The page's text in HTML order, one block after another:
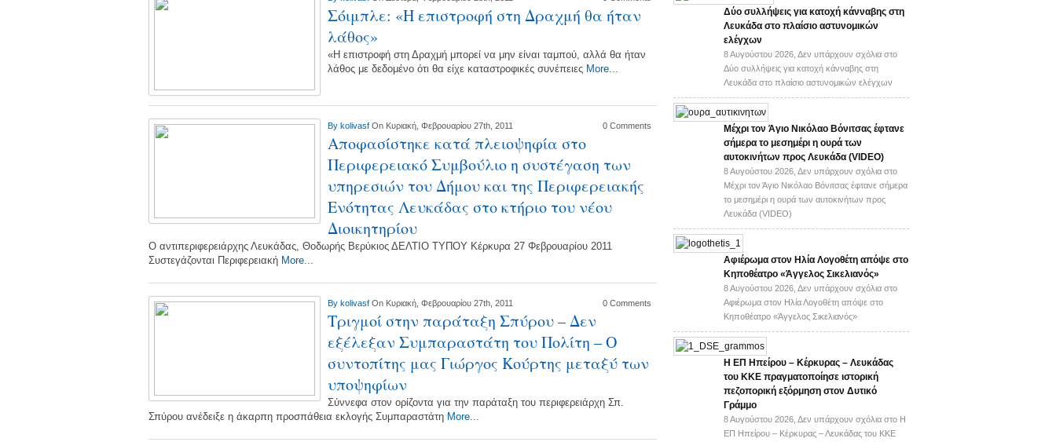
Σόιμπλε: «Η επιστροφή στη Δραχμή θα ήταν
λάθος»
«H επιστροφή στη Δραχμή μπορεί να μην είναι ταμπού, αλλά θα ήταν
λάθος με δεδομένο ότι θα είχε καταστροφικές συνέπειες More...
By kolivasf On Κυριακή, Φεβρουαρίου 27th, 2011 0 Comments
Aποφασίστηκε κατά πλειοψηφία στο
Περιφερειακό Συμβούλιο η συστέγαση των
υπηρεσιών του Δήμου και της Περιφερειακής
Ενότητας Λευκάδας στο κτήριο του νέου
Διοικητηρίου
Ο αντιπεριφερειάρχης Λευκάδας, Θοδωρής Βερύκιος ΔΕΛΤΙΟ ΤΥΠΟΥ Κέρκυρα 27 Φεβρουαρίου 2011
Συστεγάζονται Περιφερειακή More...
By kolivasf On Κυριακή, Φεβρουαρίου 27th, 2011 0 Comments
Τριγμοί στην παράταξη Σπύρου – Δεν
εξέλεξαν Συμπαραστάτη του Πολίτη – O
συντοπίτης μας Γιώργος Κούρτης μεταξύ των
υποψηφίων
Σύννεφα στον ορίζοντα για την παράταξη του περιφερειάρχη Σπ.
Σπύρου ανέδειξε η άκαρπη προσπάθεια εκλογής Συμπαραστάτη More...
Δύο συλλήψεις για κατοχή κάνναβης στη
Λευκάδα στο πλαίσιο αστυνομικών
ελέγχων
8 Αυγούστου 2026, Δεν υπάρχουν σχόλια στο
Δύο συλλήψεις για κατοχή κάνναβης στη
Λευκάδα στο πλαίσιο αστυνομικών ελέγχων
Mέχρι τον Άγιο Νικόλαο Βόνιτσας έφτανε
σήμερα το μεσημέρι η ουρά των
αυτοκινήτων προς Λευκάδα (VIDEO)
8 Αυγούστου 2026, Δεν υπάρχουν σχόλια στο
Mέχρι τον Άγιο Νικόλαο Βόνιτσας έφτανε σήμερα
το μεσημέρι η ουρά των αυτοκινήτων προς
Λευκάδα (VIDEO)
Αφιέρωμα στον Ηλία Λογοθέτη απόψε στο
Κηποθέατρο «Άγγελος Σικελιανός»
8 Αυγούστου 2026, Δεν υπάρχουν σχόλια στο
Αφιέρωμα στον Ηλία Λογοθέτη απόψε στο
Κηποθέατρο «Άγγελος Σικελιανός»
Η ΕΠ Ηπείρου – Κέρκυρας – Λευκάδας
του ΚΚΕ πραγματοποίησε ιστορική
πεζοπορική εξόρμηση στον Δυτικό
Γράμμο
8 Αυγούστου 2026, Δεν υπάρχουν σχόλια στο Η
ΕΠ Ηπείρου – Κέρκυρας – Λευκάδας του ΚΚΕ